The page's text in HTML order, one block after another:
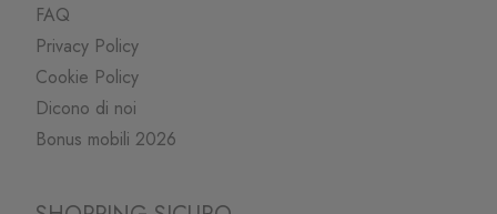
FAQ
Privacy Policy
Cookie Policy
Dicono di noi
Bonus mobili 2026